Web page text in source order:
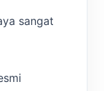
sangat